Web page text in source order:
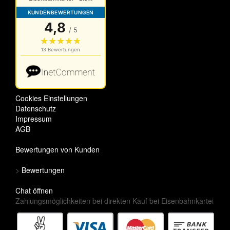
Cookies Einstellungen
Datenschutz
Impressum
AGB
Bewertungen von Kunden
> Bewertungen
Chat öffnen
Zahlungsmöglichkeiten bei direkten Kauf bei Eisenbahnkartei